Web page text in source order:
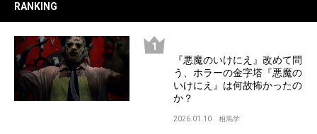
RANKING
『悪魔のいけにえ』改めて問
う、ホラーの金字塔『悪魔の
いけにえ』は何故怖かったの
か？
2026.01.10 相馬学